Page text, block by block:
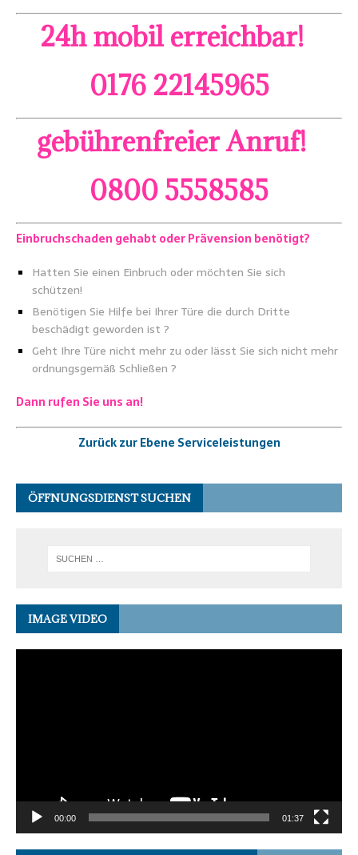
24h mobil erreichbar!
0176 22145965
gebührenfreier Anruf!
0800 5558585
Einbruchschaden gehabt oder Prävension benötigt?
Hatten Sie einen Einbruch oder möchten Sie sich
schützen!
Benötigen Sie Hilfe bei Ihrer Türe die durch Dritte
beschädigt geworden ist ?
Geht Ihre Türe nicht mehr zu oder lässt Sie sich nicht mehr
ordnungsgemäß Schließen ?
Dann rufen Sie uns an!
Zurück zur Ebene Serviceleistungen
ÖFFNUNGSDIENST SUCHEN
IMAGE VIDEO
00:00 01:37